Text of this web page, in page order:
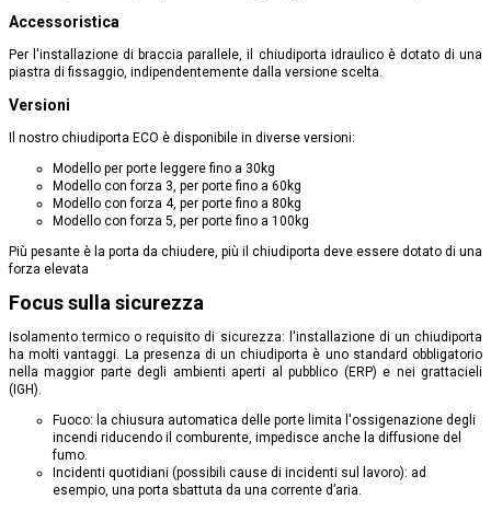
Accessoristica
Per l'installazione di braccia parallele, il chiudiporta idraulico è dotato di una
piastra di fissaggio, indipendentemente dalla versione scelta.
Versioni
Il nostro chiudiporta ECO è disponibile in diverse versioni:
Modello per porte leggere fino a 30kg
Modello con forza 3, per porte fino a 60kg
Modello con forza 4, per porte fino a 80kg
Modello con forza 5, per porte fino a 100kg
Più pesante è la porta da chiudere, più il chiudiporta deve essere dotato di una
forza elevata
Focus sulla sicurezza
Isolamento termico o requisito di sicurezza: l'installazione di un chiudiporta
ha molti vantaggi. La presenza di un chiudiporta è uno standard obbligatorio
nella maggior parte degli ambienti aperti al pubblico (ERP) e nei grattacieli
(IGH).
Fuoco: la chiusura automatica delle porte limita l'ossigenazione degli
incendi riducendo il comburente, impedisce anche la diffusione del
fumo.
Incidenti quotidiani (possibili cause di incidenti sul lavoro): ad
esempio, una porta sbattuta da una corrente d’aria.